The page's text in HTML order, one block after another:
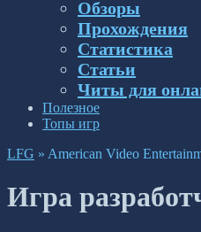
Обзоры
Прохождения
Статистика
Статьи
Читы для
Полезное
Топы игр
LFG » American Video
Игра